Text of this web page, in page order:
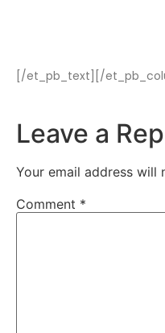
[/et_pb_text][/
Leave a
Your email address will
Comment *